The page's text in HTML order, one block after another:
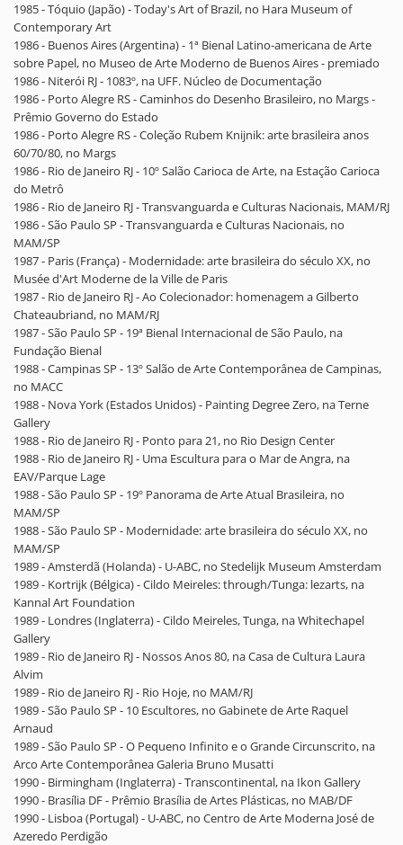
1985 - Tóquio (Japão) - Today's Art of Brazil, no Hara Museum of
Contemporary Art
1986 - Buenos Aires (Argentina) - 1ª Bienal Latino-americana de Arte
sobre Papel, no Museo de Arte Moderno de Buenos Aires - premiado
1986 - Niterói RJ - 1083º, na UFF. Núcleo de Documentação
1986 - Porto Alegre RS - Caminhos do Desenho Brasileiro, no Margs -
Prêmio Governo do Estado
1986 - Porto Alegre RS - Coleção Rubem Knijnik: arte brasileira anos
60/70/80, no Margs
1986 - Rio de Janeiro RJ - 10º Salão Carioca de Arte, na Estação Carioca
do Metrô
1986 - Rio de Janeiro RJ - Transvanguarda e Culturas Nacionais, MAM/RJ
1986 - São Paulo SP - Transvanguarda e Culturas Nacionais, no
MAM/SP
1987 - Paris (França) - Modernidade: arte brasileira do século XX, no
Musée d'Art Moderne de la Ville de Paris
1987 - Rio de Janeiro RJ - Ao Colecionador: homenagem a Gilberto
Chateaubriand, no MAM/RJ
1987 - São Paulo SP - 19ª Bienal Internacional de São Paulo, na
Fundação Bienal
1988 - Campinas SP - 13º Salão de Arte Contemporânea de Campinas,
no MACC
1988 - Nova York (Estados Unidos) - Painting Degree Zero, na Terne
Gallery
1988 - Rio de Janeiro RJ - Ponto para 21, no Rio Design Center
1988 - Rio de Janeiro RJ - Uma Escultura para o Mar de Angra, na
EAV/Parque Lage
1988 - São Paulo SP - 19º Panorama de Arte Atual Brasileira, no
MAM/SP
1988 - São Paulo SP - Modernidade: arte brasileira do século XX, no
MAM/SP
1989 - Amsterdã (Holanda) - U-ABC, no Stedelijk Museum Amsterdam
1989 - Kortrijk (Bélgica) - Cildo Meireles: through/Tunga: lezarts, na
Kannal Art Foundation
1989 - Londres (Inglaterra) - Cildo Meireles, Tunga, na Whitechapel
Gallery
1989 - Rio de Janeiro RJ - Nossos Anos 80, na Casa de Cultura Laura
Alvim
1989 - Rio de Janeiro RJ - Rio Hoje, no MAM/RJ
1989 - São Paulo SP - 10 Escultores, no Gabinete de Arte Raquel
Arnaud
1989 - São Paulo SP - O Pequeno Infinito e o Grande Circunscrito, na
Arco Arte Contemporânea Galeria Bruno Musatti
1990 - Birmingham (Inglaterra) - Transcontinental, na Ikon Gallery
1990 - Brasília DF - Prêmio Brasília de Artes Plásticas, no MAB/DF
1990 - Lisboa (Portugal) - U-ABC, no Centro de Arte Moderna José de
Azeredo Perdigão